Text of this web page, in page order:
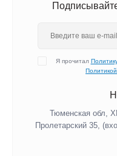
Я прочитал
Тюменская обл,
Пролетарский 35,